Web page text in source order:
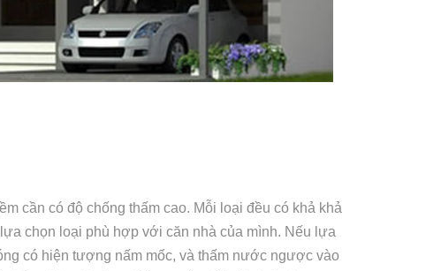
cần có độ chống thấm cao. Mỗi loại đều có khả khả
chọn loại phù hợp với căn nhà của mình. Nếu lựa
có hiện tượng nấm mốc, và thấm nước ngược vào